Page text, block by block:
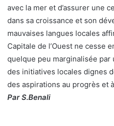
avec la mer et d’assurer une
dans sa croissance et son
mauvaises langues locales
Capitale de l’Ouest ne cesse
quelque peu marginalisée
des initiatives locales dignes
des aspirations au progrès et
Par S.Benali